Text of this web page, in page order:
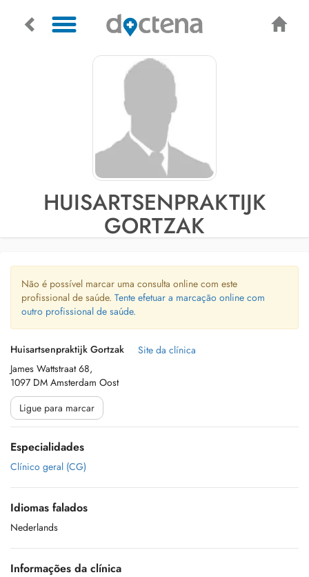
HUISARTSENPRAKTIJK
GORTZAK
Não é possível marcar uma consulta online com este
profissional de saúde. Tente efetuar a marcação online com
outro profissional de saúde.
Huisartsenpraktijk Gortzak
James Wattstraat 68,
1097 DM Amsterdam Oost
Site da clínica
Ligue para marcar
Especialidades
Clínico geral (CG)
Idiomas falados
Nederlands
Informações da clínica